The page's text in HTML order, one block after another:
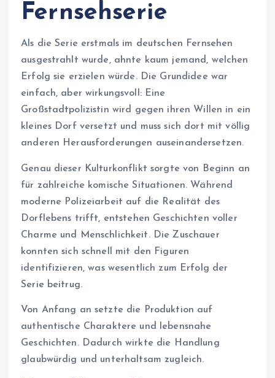
Fernsehserie
Als die Serie erstmals im deutschen Fernsehen
ausgestrahlt wurde, ahnte kaum jemand, welchen
Erfolg sie erzielen würde. Die Grundidee war
einfach, aber wirkungsvoll: Eine
Großstadtpolizistin wird gegen ihren Willen in ein
kleines Dorf versetzt und muss sich dort mit völlig
anderen Herausforderungen auseinandersetzen.
Genau dieser Kulturkonflikt sorgte von Beginn an
für zahlreiche komische Situationen. Während
moderne Polizeiarbeit auf die Realität des
Dorflebens trifft, entstehen Geschichten voller
Charme und Menschlichkeit. Die Zuschauer
konnten sich schnell mit den Figuren
identifizieren, was wesentlich zum Erfolg der
Serie beitrug.
Von Anfang an setzte die Produktion auf
authentische Charaktere und lebensnahe
Geschichten. Dadurch wirkte die Handlung
glaubwürdig und unterhaltsam zugleich.